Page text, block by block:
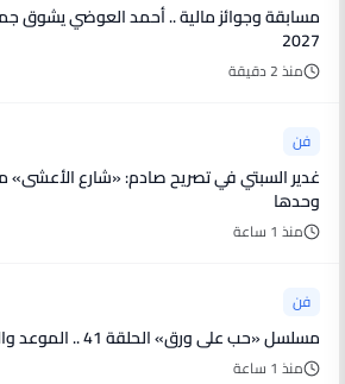
مسابقة وجوائز مالية .. أحمد
2027
منذ 2 دقيقة
فن
غدير السبتي في تصريح صادم: «شارع الأعشى»
وحدها
منذ 1 ساعة
فن
مسلسل «حب على ورق» الحلقة 41 .. الموعد والأحداث المتوقعة
منذ 1 ساعة